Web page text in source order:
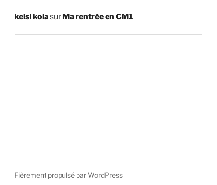
keisi kolasur Ma rentrée en CM1
Fièrement propulsé par WordPress